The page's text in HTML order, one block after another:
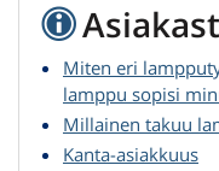
Miten eri
lamppu sopisi
Millainen takuu
Kanta-asiakkuus